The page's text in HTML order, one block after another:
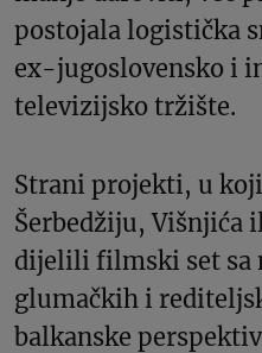
postojala logistička
ex-jugoslovensko i
televizijsko tržište.
Strani projekti, u
Šerbedžiju, Višnjića
dijelili filmski set sa
glumačkih i
balkanske